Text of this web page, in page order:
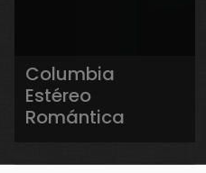
Columbia
Estéreo
Romántica